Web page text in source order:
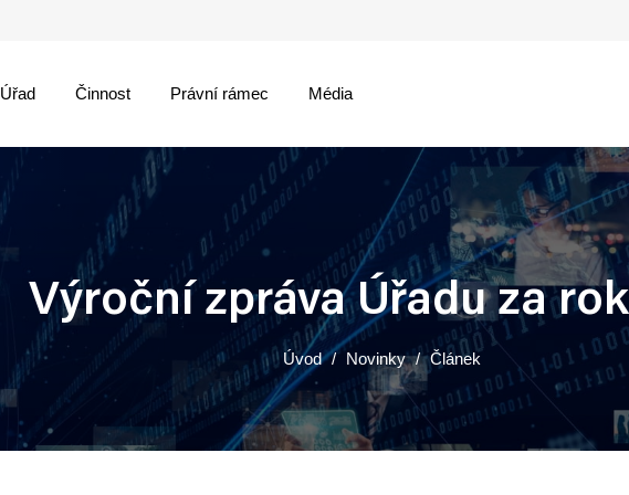
Úřad Činnost Právní rámec Média
Výroční zpráva Úřadu za
Úvod Novinky Článek